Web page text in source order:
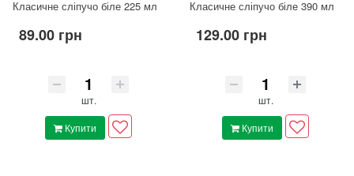
Класичне сліпучо біле 225 мл
89.00 грн
шт.
Купити
Класичне сліпучо біле 390 мл
129.00 грн
шт.
Купити